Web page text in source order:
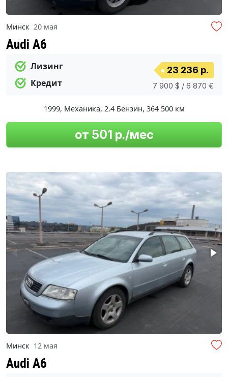
Минск 20 мая
Audi A6
Лизинг
Кредит
23 236 р.
7 900 $ / 6 870 €
1999, Механика, 2.4 Бензин, 364 500 км
от 501 р./мес
Минск 12 мая
Audi A6